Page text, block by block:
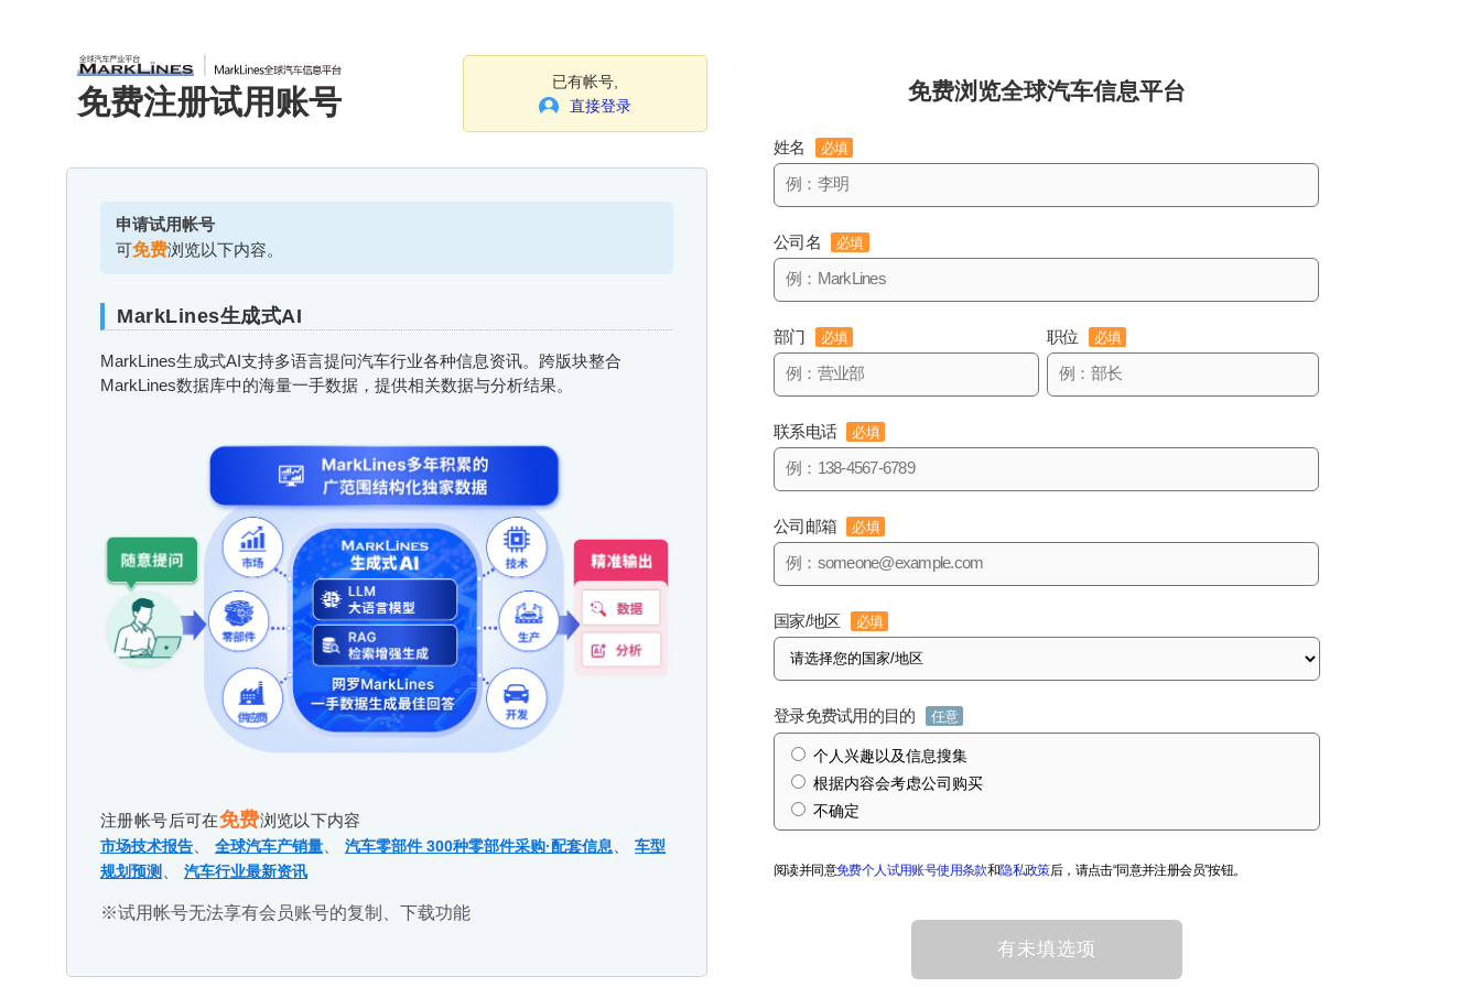
免费注册试用账号
已有帐号,
直接登录
申请试用帐号
可免费浏览以下内容。
MarkLines生成式AI
MarkLines生成式AI支持多语言提问汽车行业各种信息资讯。跨版块整合
MarkLines数据库中的海量一手数据，提供相关数据与分析结果。
注册帐号后可在免费浏览以下内容
市场技术报告 全球汽车产销量 汽车零部件 300种零部件采购·配套信息
车型
规划预测
汽车行业最新资讯
※试用帐号无法享有会员账号的复制、下载功能
免费浏览全球汽车信息平台
姓名 必填
公司名 必填
部门 必填 职位 必填
联系电话 必填
公司邮箱 必填
国家/地区 必填
登录免费试用的目的 任意
个人兴趣以及信息搜集
根据内容会考虑公司购买
不确定
阅读并同意免费个人试用账号使用条款和隐私政策后，请点击“同意并注册会员”按钮。